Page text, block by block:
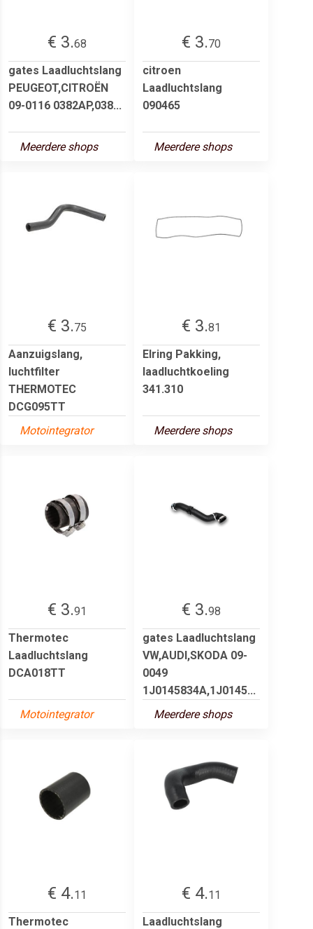
€ 3.68
gates Laadluchtslang
PEUGEOT,CITROËN
09-0116 0382AP,038...
Meerdere shops
€ 3.70
citroen
Laadluchtslang
090465
Meerdere shops
€ 3.75
Aanzuigslang,
luchtfilter
THERMOTEC
DCG095TT
Motointegrator
€ 3.81
Elring Pakking,
laadluchtkoeling
341.310
Meerdere shops
€ 3.91
Thermotec
Laadluchtslang
DCA018TT
Motointegrator
€ 3.98
gates Laadluchtslang
VW,AUDI,SKODA 09-
0049
1J0145834A,1J0145...
Meerdere shops
€ 4.11
Thermotec
€ 4.11
Laadluchtslang